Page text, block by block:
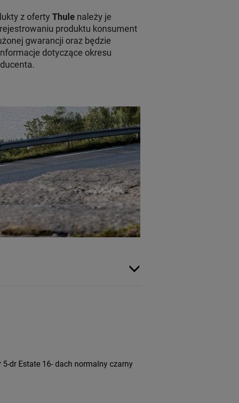
z oferty Thulenależy je
produktu konsument
gwarancji oraz będzie
dotyczące okresu
dr Estate 16- dach normalny czarny